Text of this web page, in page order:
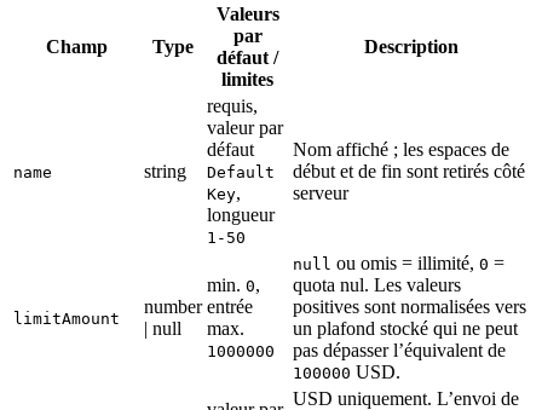
Champ Type
Valeurs
par
défaut /
limites
Description
name string
requis,
valeur par
défaut
Default
Key,
longueur
1-50
Nom affiché ; les espaces de
début et de fin sont retirés côté
serveur
limitAmount
number
| null
min. 0,
entrée
max.
1000000
null ou omis = illimité, 0 =
quota nul. Les valeurs
positives sont normalisées vers
un plafond stocké qui ne peut
pas dépasser l’équivalent de
100000 USD.
USD uniquement. L’envoi de